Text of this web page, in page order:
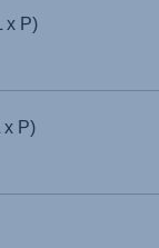
x P)
x P)